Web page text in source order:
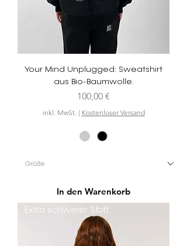
Your Mind Unplugged: Sweatshirt
aus Bio-Baumwolle.
Preis
100,00 €
inkl. MwSt. | Kostenloser Versand
In den Warenkorb
Extra schwerer Stoff.